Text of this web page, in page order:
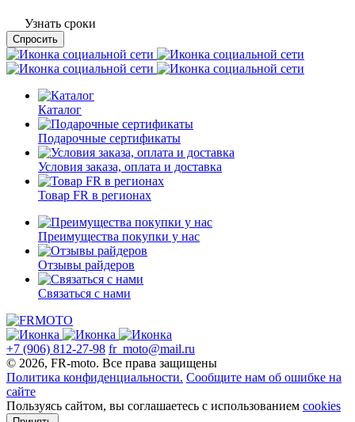
Узнать сроки
Спросить
Каталог
Подарочные сертификаты
Условия заказа, оплата и доставка
Товар FR в регионах
Преимущества покупки у нас
Отзывы райдеров
Связаться с нами
+7 (906) 812-27-98 fr_moto@mail.ru
© 2026, FR-moto. Все права защищены
Политика конфиденциальности. Сообщите нам об ошибке на
сайте
Пользуясь сайтом, вы соглашаетесь с использованием cookies